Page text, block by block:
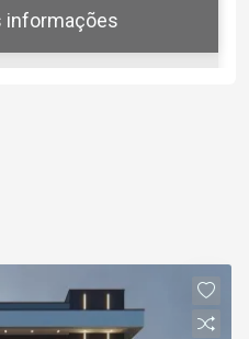
informações
07
Aug/Fri